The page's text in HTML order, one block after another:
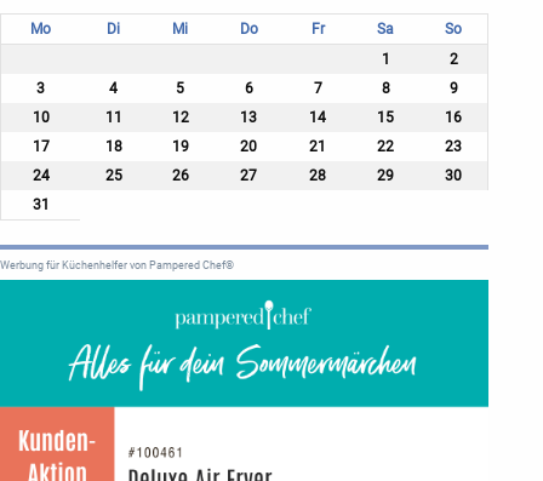
Mo Di Mi Do Fr Sa
So
1
2
3
4 5 6 7 8
9
10
11 12 13 14 15
16
17
18 19 20 21 22
23
24
25 26 27 28 29
30
31
Werbung für Küchenhelfer von Pampered Chef®